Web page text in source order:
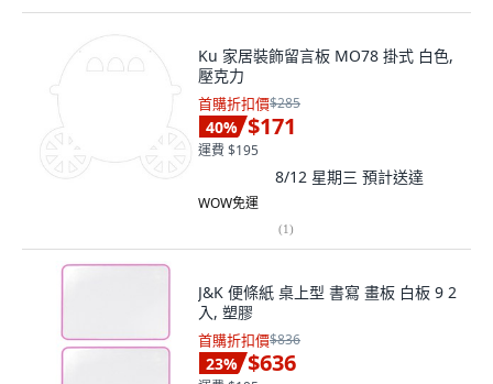
Ku 家居裝飾留言板 MO78 掛式 白色,
壓克力
首購折扣價$285
40% $171
運費 $195
8/12 星期三 預計送達
WOW免運
(1)
J&K 便條紙 桌上型 書寫 畫板 白板 9 2
入, 塑膠
首購折扣價$836
23% $636